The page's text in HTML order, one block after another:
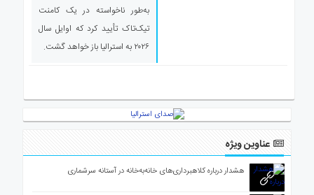
به‌طور ناخواسته در یک کامنت
تیک‌تاک تأیید کرد که اوایل سال
۲۰۲۶ به استرالیا باز خواهد گشت.
عناوین ویژه
هشدار درباره کلاهبرداری‌های خانه‌به‌خانه در آستانه سرشماری